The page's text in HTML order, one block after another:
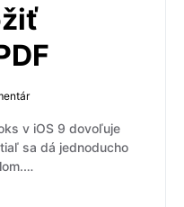
v iOS 9 dovoľuje
sa dá jednoducho